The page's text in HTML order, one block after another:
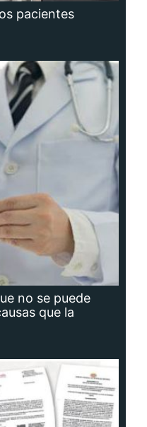
pacientes
no se puede
que la